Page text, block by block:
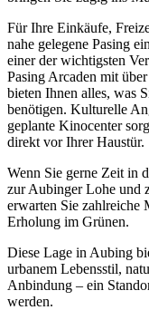
Für Ihre Einkäufe,
nahe gelegene Pasing
einer der wichtigsten
Pasing Arcaden mit
bieten Ihnen alles, was
benötigen. Kulturelle
geplante Kinocenter
direkt vor Ihrer Haustür.
Wenn Sie gerne Zeit in
zur Aubinger Lohe und
erwarten Sie zahlreiche
Erholung im Grünen.
Diese Lage in Aubing
urbanem Lebensstil,
Anbindung – ein
werden.